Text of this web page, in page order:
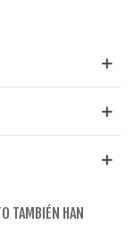
TAMBIÉN HAN